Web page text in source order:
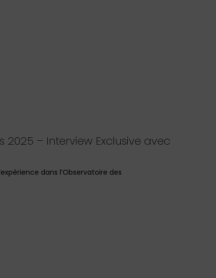
2025 – Interview Exclusive avec
dans l’Observatoire des